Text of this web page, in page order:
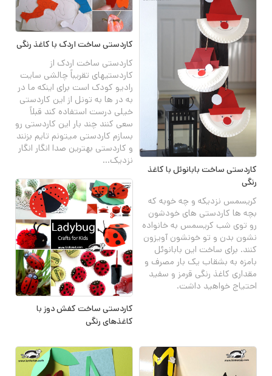
کاردستی ساخت بابانوئل با کاغذ
رنگی
کریسمس نزدیکه و چه خوبه که
بچه ها کاردستی های خودشون
رو توی شب کریسمس به خانواده
نشون بدن و تو خونشون آویزون
کنند. برای ساخت این بابانوئل
بامزه به بشقاب یک بار مصرف و
مقداری کاغذ رنگی قرمز و سفید
احتیاج خواهید داشت.
کاردستی ساخت اردک با کاغذ رنگی
کاردستی ساخت اردک از
کاردستیهای تقریباً چالشی سایت
رادیو کودک است برای اینکه ما در
به در ها به تونل از این کاردستی
خیلی درست استفاده کند قبلاً
سعی کنند چند بار این کاردستی رو
بسازم کاردستی میتونم تایم بزنند
و کاردستی بهترین صدا انگار انگار
نزدیک...
کاردستی ساخت کفش دوز با
کاغذهای رنگی